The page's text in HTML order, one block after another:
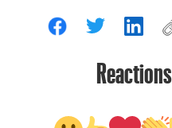
Reactions